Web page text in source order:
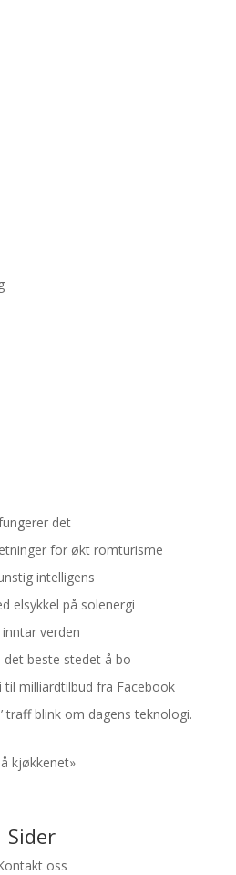
det
for økt romturisme
intelligens
elsykkel på solenergi
verden
beste stedet å bo
milliardtilbud fra Facebook
traff blink om dagens teknologi.
kjøkkenet»
Sider
oss